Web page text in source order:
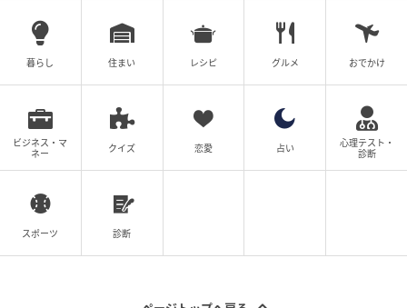
だけ」という優れた洗浄効果は、「毎日欠かさず継続
して使用している場合の、軽微な湯垢（ざらつき）」
を対象とした仕様です。
※ 第3位の「ウタマロクリーナー」は手肌に優しい万
能な「中性洗剤」であり、皮脂汚れや油分の除去に極
めて優れています。蓄積した水垢には「酸性洗剤（ク
り剤」を、汚れの性質（液性）に合わせて正しく使い
分けていただくようお願いいたします。
カーによる成分リニューアル（銀イオン配合モデルの
暮らし 住まい レシピ グルメ おでかけ
ビジネス・マ
ネー
クイズ 恋愛 占い
心理テスト・
診断
スポーツ 診断